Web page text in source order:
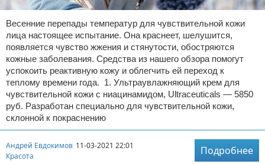
Весенние перепады температур для чувствительной кожи
лица настоящее испытание. Она краснеет, шелушится,
появляется чувство жжения и стянутости, обостряются
кожные заболевания. Средства из нашего обзора помогут
успокоить реактивную кожу и облегчить ей переход к
теплому времени года. 1. Ультраувлажняющий крем для
чувствительной кожи с ниацинамидом, Ultraсeuticals — 5850
руб. Разработан специально для чувствительной кожи,
склонной к покраснению
Андрей Евдокимов 11-03-2021 22:01
Красота
Подробнее